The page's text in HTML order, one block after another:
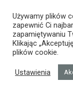
Używamy plików
zapewnić Ci
zapamiętywaniu
Klikając
plików cookie.
Ustawienia